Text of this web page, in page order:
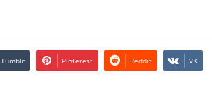
Tumblr Pinterest Reddit VK